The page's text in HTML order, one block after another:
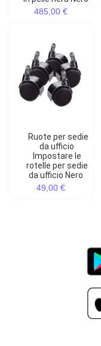
485,00 €
Ruote per sedie
da ufficio
Impostare le
rotelle per sedie
da ufficio Nero
49,00 €